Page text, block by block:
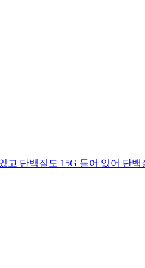
단백질도 15G 들어 있어 단